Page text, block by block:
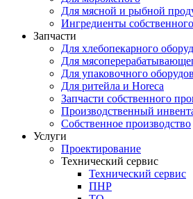
Для мясной и рыбной
Ингредиенты
Запчасти
Для хлебопекарного
Для
Для упаковочного
Для ритейла и Horeca
Запчасти собственного
Производственный
Собственное производство
Услуги
Проектирование
Технический сервис
Технический сервис
ПНР